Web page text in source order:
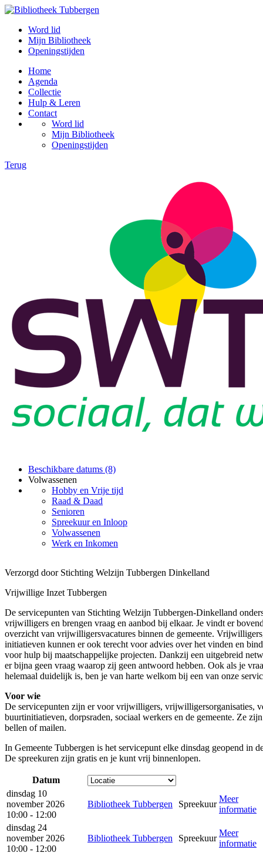
Word lid
Mijn Bibliotheek
Openingstijden
Home
Agenda
Collectie
Hulp & Leren
Contact
Word lid
Mijn Bibliotheek
Openingstijden
Terug
Beschikbare datums (8)
Volwassenen
Hobby en Vrije tijd
Raad & Daad
Senioren
Spreekuur en Inloop
Volwassenen
Werk en Inkomen
Verzorgd door Stichting Welzijn Tubbergen Dinkelland
Vrijwillige Inzet Tubbergen
De servicepunten van Stichting Welzijn Tubbergen-Dinkelland
vrijwilligers en brengen vraag en aanbod bij elkaar. Je vindt er
overzicht van vrijwilligersvacatures binnen de gemeente.
initiatieven kunnen er ook terecht voor advies over het vinden en
voor hulp bij maatschappelijke projecten. Dankzij een uitgebreid
er bijna geen vraag waarop zij geen antwoord hebben. Ook als je
helemaal duidelijk is, ben je van harte welkom bij een van onze
Voor wie
De servicepunten zijn er voor vrijwilligers, vrijwilligersorganisaties,
buurtinitiatieven, dorpsraden, sociaal werkers en de gemeente. Ze
bellen of mailen.
In Gemeente Tubbergen is het servicepunt elke dinsdag geopend in
De spreekuren zijn gratis en je kunt vrij binnenlopen.
Datum
dinsdag 10
november 2026
10:00 - 12:00
Bibliotheek Tubbergen Spreekuur
Meer
informatie
dinsdag 24
november 2026
10:00 - 12:00
Bibliotheek Tubbergen Spreekuur
Meer
informatie